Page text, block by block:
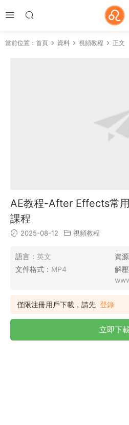
當前位置： 首頁 資料 視頻教程 正文
AE教程-After Effects常
課程
2025-08-12 視頻教程
語言： 英文 資
文件格式： MP4
解
僅限注冊用戶下載，請先 登錄
立即下